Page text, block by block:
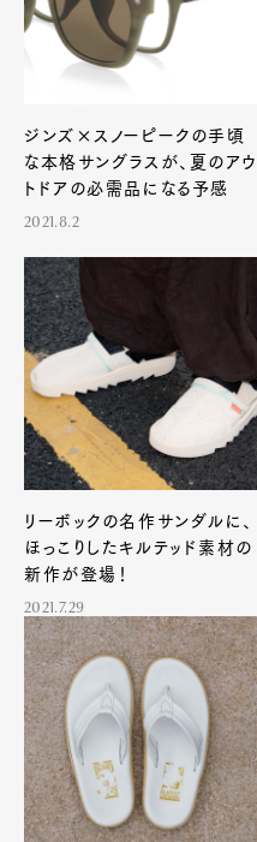
ジンズ×スノーピークの手頃
な本格サングラスが、夏のアウ
トドアの必需品になる予感
2021.8.2
リーボックの名作サンダルに、
ほっこりしたキルテッド素材の
新作が登場！
2021.7.29